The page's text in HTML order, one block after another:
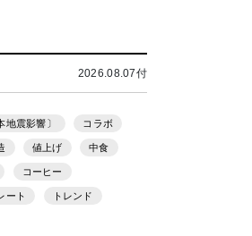
2026.08.07付
地震影響〕 コラボ
値上げ 中食
コーヒー
ート トレンド